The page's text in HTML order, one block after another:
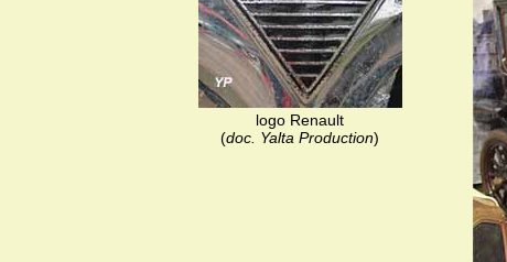
logo Renault
(doc. Yalta Production)